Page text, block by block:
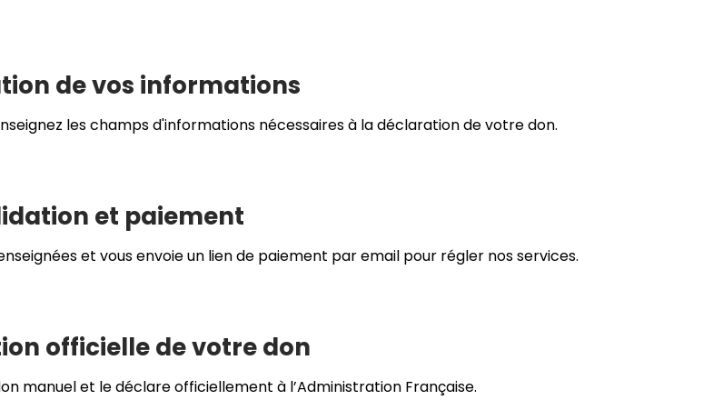
de vos informations
les champs d'informations nécessaires à la déclaration de votre don.
et paiement
et vous envoie un lien de paiement par email pour régler nos services.
officielle de votre don
manuel et le déclare officiellement à l’Administration Française.